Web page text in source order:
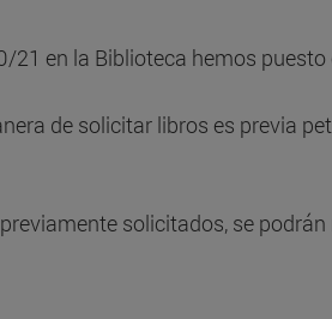
21 en la Biblioteca hemos
de solicitar libros es previa
solicitados, se